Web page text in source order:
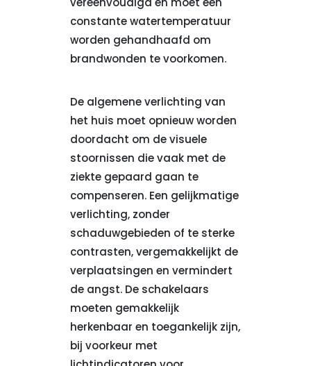
constante watertemperatuur
worden gehandhaafd om
brandwonden te voorkomen.
De algemene verlichting van
het huis moet opnieuw worden
doordacht om de visuele
stoornissen die vaak met de
ziekte gepaard gaan te
compenseren. Een gelijkmatige
verlichting, zonder
schaduwgebieden of te sterke
contrasten, vergemakkelijkt de
verplaatsingen en vermindert
de angst. De schakelaars
moeten gemakkelijk
herkenbaar en toegankelijk zijn,
bij voorkeur met